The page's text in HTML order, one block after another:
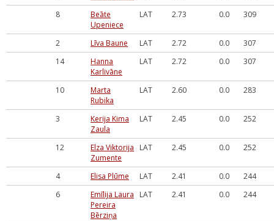
8
Beāte
Upeniece
LAT 2.73 0.0 309
2 Līva Baune LAT 2.72 0.0
307
14
Hanna
Karlivāne
LAT 2.72 0.0 307
10
Marta
Rubika
LAT 2.60 0.0 283
3
Kerija Kima
Zaula
LAT 2.45 0.0 252
12
Elza Viktorija
Zumente
LAT 2.45 0.0 252
4 Elisa Plūme LAT 2.41 0.0
244
6
Emīlija Laura
Pereira
Bērziņa
LAT 2.41 0.0 244